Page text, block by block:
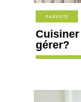
PARENTS
gérer?